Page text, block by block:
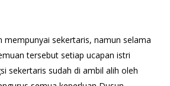
mempunyai sekertaris, namun selama
tersebut setiap ucapan istri
sekertaris sudah di ambil alih oleh